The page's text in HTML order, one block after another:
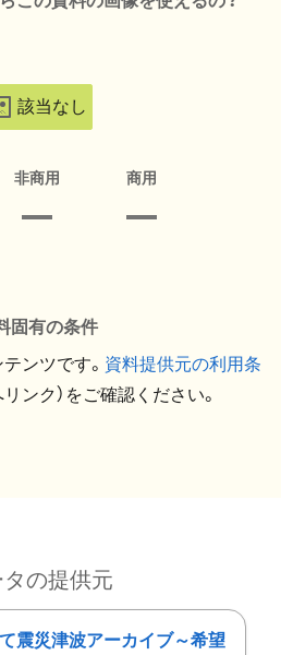
該当なし
非商用 商用
固有の条件
ンツです。 資料提供元の利用条
ンク）をご確認ください。
の提供元
震災津波アーカイブ～希望